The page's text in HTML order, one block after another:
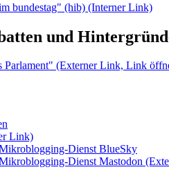
bundestag" (hib) (Interner Link)
und
Parlament" (Externer Link, Link
Link)
Dienst BlueSky
Dienst Mastodon